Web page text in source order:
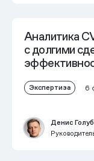
Аналитика
с долгими
Экспертиза 6
Денис